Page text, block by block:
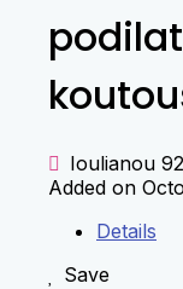
Ioulianou
Added on
Details
Save